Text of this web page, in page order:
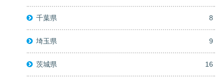
千葉県 8
埼玉県 9
茨城県 16